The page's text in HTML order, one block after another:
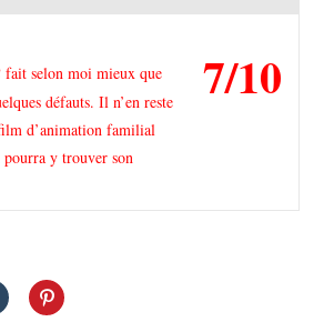
7/10
fait selon moi mieux que
défauts. Il n’en reste
d’animation familial
pourra y trouver son